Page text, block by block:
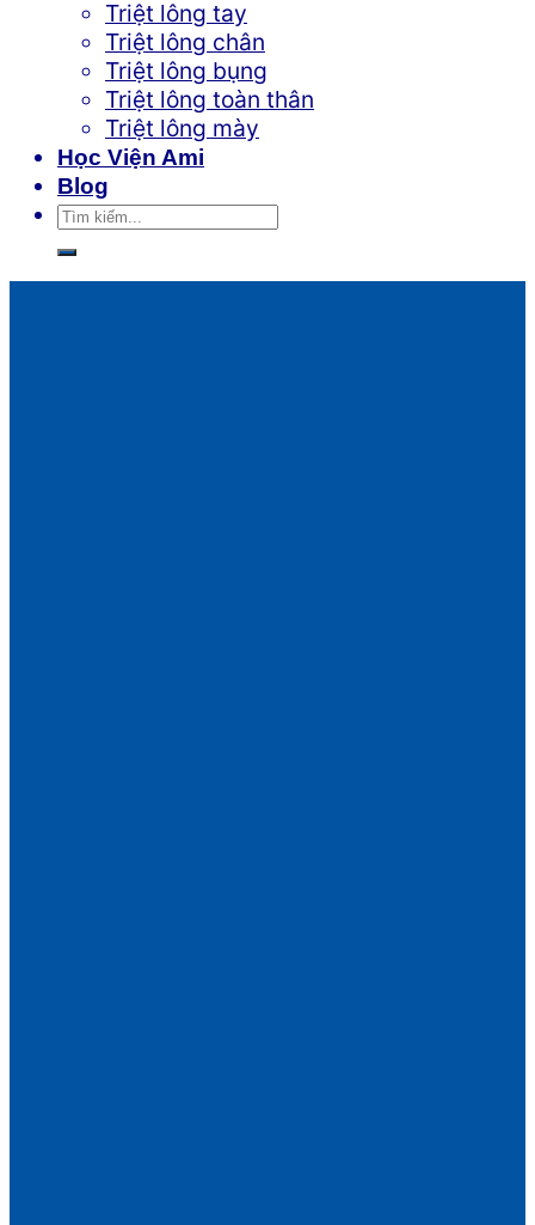
Triệt lông tay
Triệt lông chân
Triệt lông bụng
Triệt lông toàn thân
Triệt lông mày
Học Viện Ami
Blog